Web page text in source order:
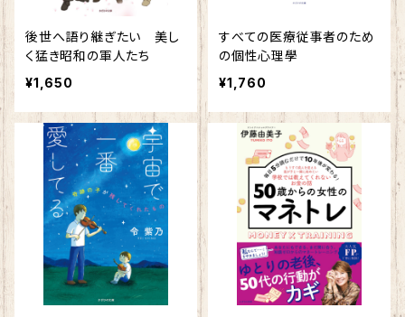
後世へ語り継ぎたい 美し
く猛き昭和の軍人たち
¥1,650
すべての医療従事者のため
の個性心理學
¥1,760